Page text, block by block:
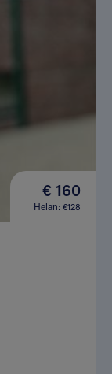
€ 160
Helan: €128